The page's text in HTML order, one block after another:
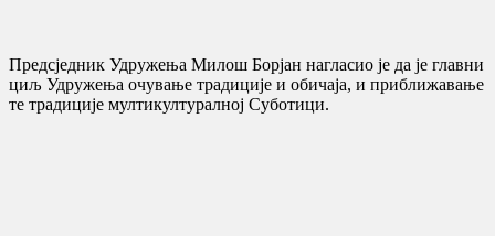
Предсједник Удружења Милош Борјан нагласио је да је главни
циљ Удружења очување традиције и обичаја, и приближавање
те традиције мултикултуралној Суботици.